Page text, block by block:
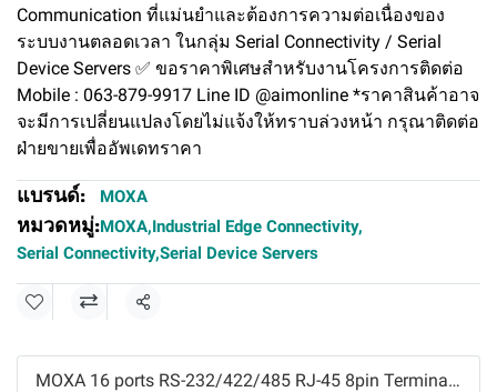
Communication ที่แม่นยำและต้องการความต่อเนื่องของ
ระบบงานตลอดเวลา ในกลุ่ม Serial Connectivity / Serial
Device Servers ✅ ขอราคาพิเศษสำหรับงานโครงการติดต่อ
Mobile : 063-879-9917 Line ID @aimonline *ราคาสินค้าอาจ
จะมีการเปลี่ยนแปลงโดยไม่แจ้งให้ทราบล่วงหน้า กรุณาติดต่อ
ฝ่ายขายเพื่ออัพเดทราคา
แบรนด์: MOXA
หมวดหมู่:MOXA,Industrial Edge Connectivity,
Serial Connectivity,Serial Device Servers
แชร์
MOXA 16 ports RS-232/422/485 RJ-45 8pin Terminal server Model : CN2650-16-2AC